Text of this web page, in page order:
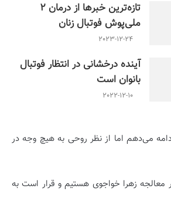
تازه‌ترین خبرها از درمان ۲
ملی‌پوش فوتبال زنان
2023-12-24
آینده درخشانی در انتظار فوتبال
بانوان است
2022-12-10
می‌دهم اما از نظر روحی به هیچ وجه در
معالجه زهرا خواجوی هستیم و قرار است به